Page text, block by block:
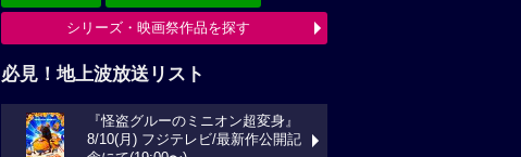
シリーズ・映画祭作品を探す
必見！地上波放送リスト
『怪盗グルーのミニオン超変身』
8/10(月) フジテレビ/最新作公開記